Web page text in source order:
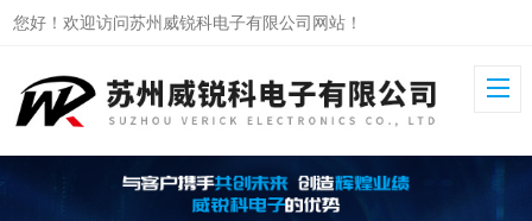
您好！欢迎访问苏州威锐科电子有限公司网站！